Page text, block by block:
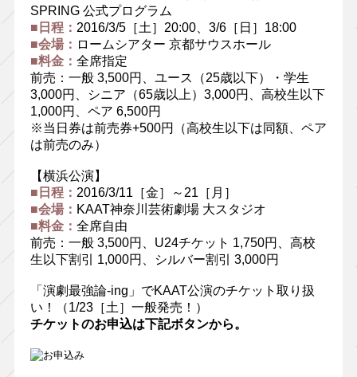
SPRING 公式プログラム
■日程： 2016/3/5［土］20:00、3/6［日］18:00
■会場： ロームシアター 京都サウスホール
■料金： 全席指定
前売：一般 3,500円、ユース（25歳以下）・学生
3,000円、シニア（65歳以上）3,000円、高校生以下
1,000円、ペア 6,500円
※当日券は前売券+500円（高校生以下は同額、ペア
は前売のみ）
【横浜公演】
■日程： 2016/3/11［金］～21［月］
■会場： KAAT神奈川芸術劇場 大スタジオ
■料金： 全席自由
前売：一般 3,500円、U24チケット 1,750円、高校
生以下割引 1,000円、シルバー割引 3,000円
「演劇最強論-ing」でKAAT公演のチケット取り扱
い！（1/23［土］一般発売！）
チケットのお申込は下記ボタンから。